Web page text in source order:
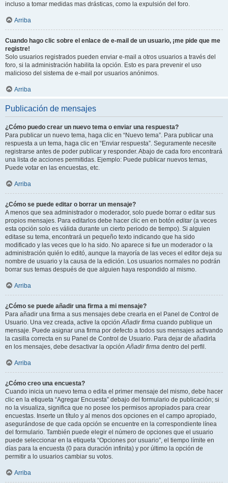
incluso a tomar medidas mas drásticas, como la expulsión del foro.
Arriba
Cuando hago clic sobre el enlace de e-mail de un usuario, ¡me pide que me
registre!
Solo usuarios registrados pueden enviar e-mail a otros usuarios a través del
foro, si la administración habilita la opción. Esto es para prevenir el uso
malicioso del sistema de e-mail por usuarios anónimos.
Arriba
Publicación de mensajes
¿Cómo puedo crear un nuevo tema o enviar una respuesta?
Para publicar un nuevo tema, haga clic en “Nuevo tema”. Para publicar una
respuesta a un tema, haga clic en “Enviar respuesta”. Seguramente necesite
registrarse antes de poder publicar y responder. Abajo de cada foro encontrará
una lista de acciones permitidas. Ejemplo: Puede publicar nuevos temas,
Puede votar en las encuestas, etc.
Arriba
¿Cómo se puede editar o borrar un mensaje?
A menos que sea administrador o moderador, solo puede borrar o editar sus
propios mensajes. Para editarlos debe hacer clic en en botón editar(a veces
esta opción solo es válida durante un cierto periodo de tiempo). Si alguien
editase su tema, encontrará un pequeño texto indicando que ha sido
modificado y las veces que lo ha sido. No aparece si fue un moderador o la
administración quién lo editó, aunque la mayoría de las veces el editor deja su
nombre de usuario y la causa de la edición. Los usuarios normales no podrán
borrar sus temas después de que alguien haya respondido al mismo.
Arriba
¿Cómo se puede añadir una firma a mi mensaje?
Para añadir una firma a sus mensajes debe crearla en el Panel de Control de
Usuario. Una vez creada, active la opciónAñadir firma cuando publique un
mensaje. Puede asignar una firma por defecto a todos sus mensajes activando
la casilla correcta en su Panel de Control de Usuario. Para dejar de añadirla
en los mensajes, debe desactivar la opciónAñadir firma dentro del perfil.
Arriba
¿Cómo creo una encuesta?
Cuando inicia un nuevo tema o edita el primer mensaje del mismo, debe hacer
clic en la etiqueta “Agregar Encuesta” debajo del formulario de publicación; si
no la visualiza, significa que no posee los permisos apropiados para crear
encuestas. Inserte un título y al menos dos opciones en el campo apropiado,
asegurándose de que cada opción se encuentre en la correspondiente línea
del formulario. También puede elegir el número de opciones que el usuario
puede seleccionar en la etiqueta “Opciones por usuario”, el tiempo límite en
días para la encuesta (0 para duración infinita) y por último la opción de
permitir a lo usuarios cambiar su votos.
Arriba